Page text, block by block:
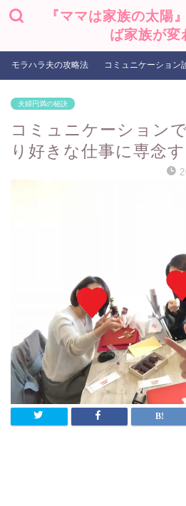
『ママは家族の太陽
ば家族が変
モラハラ夫の攻略法 コミュニケーション
夫婦円満の秘訣
コミュニケーション
り好きな仕事に専念